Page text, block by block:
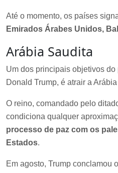
Até o momento, os países
Emirados Árabes Unidos,
Arábia Saudita
Um dos principais objetivos
Donald Trump, é atrair a
O reino, comandado pelo
condiciona qualquer
processo de paz com os
Estados.
Em agosto, Trump conclamou